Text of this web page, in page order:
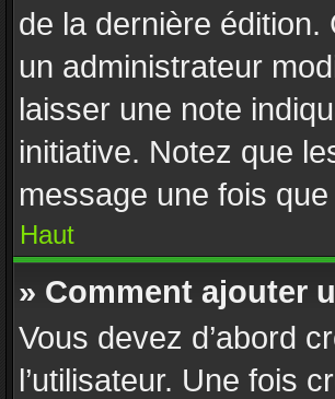
de la dernière édition.
un administrateur
laisser une note
initiative. Notez que
message une fois
Haut
» Comment ajouter
Vous devez d’abord
l’utilisateur. Une fois